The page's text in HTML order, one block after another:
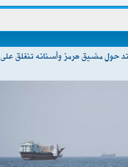
حول مضيق هرمز وأسنانه تنغلق على